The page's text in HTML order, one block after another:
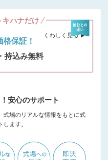
キハナだけ
保証！
・持込み無料
くわしく見る ▶︎
安心のサポート
式場のリアルな情報をもとに式
ます。